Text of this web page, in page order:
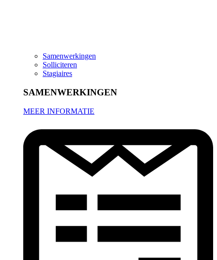
Samenwerkingen
Solliciteren
Stagiaires
SAMENWERKINGEN
MEER INFORMATIE